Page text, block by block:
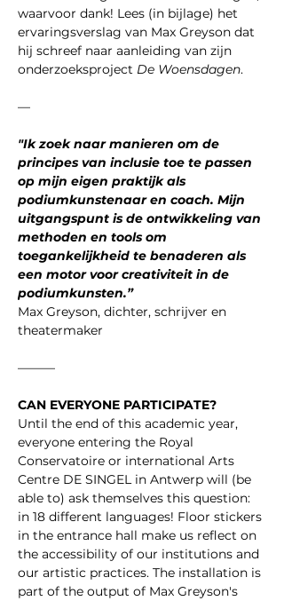
waarvoor dank! Lees (in bijlage) het
ervaringsverslag van Max Greyson dat
hij schreef naar aanleiding van zijn
onderzoeksproject De Woensdagen.
—
"Ik zoek naar manieren om de
principes van inclusie toe te passen
op mijn eigen praktijk als
podiumkunstenaar en coach. Mijn
uitgangspunt is de ontwikkeling van
methoden en tools om
toegankelijkheid te benaderen als
een motor voor creativiteit in de
podiumkunsten.”
Max Greyson, dichter, schrijver en
theatermaker
———
CAN EVERYONE PARTICIPATE?
Until the end of this academic year,
everyone entering the Royal
Conservatoire or international Arts
Centre DE SINGEL in Antwerp will (be
able to) ask themselves this question:
in 18 different languages! Floor stickers
in the entrance hall make us reflect on
the accessibility of our institutions and
our artistic practices. The installation is
part of the output of Max Greyson's